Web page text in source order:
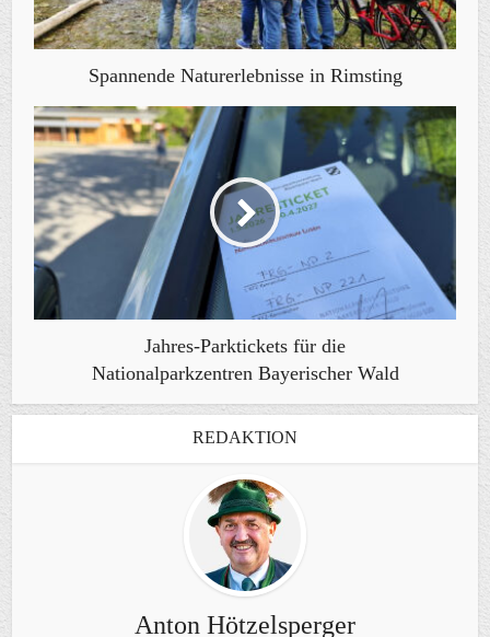
Spannende Naturerlebnisse in Rimsting
Jahres-Parktickets für die
Nationalparkzentren Bayerischer Wald
REDAKTION
Anton Hötzelsperger